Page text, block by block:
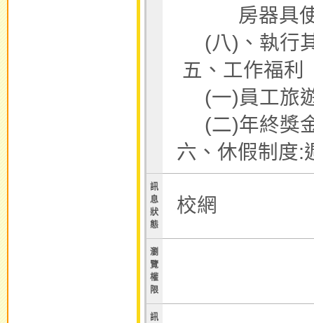
房器具使
(八)、執行
五、工作福利
(一)員工旅
(二)年終獎
六、休假制度:
訊
息
狀
態
校網
瀏
覽
權
限
訊